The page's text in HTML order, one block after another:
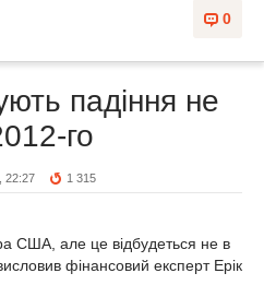
0
падіння не
го
22:27 1 315
США, але це відбудеться не в
фінансовий експерт Ерік